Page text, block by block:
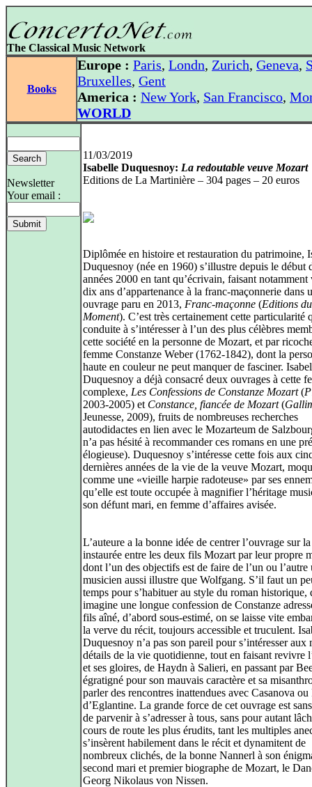
The Classical Music Network
Books
Europe : Paris, Londn, Zurich, Geneva,
Bruxelles, Gent
America : New York, San Francisco,
WORLD
Newsletter
Your email :
11/03/2019
Isabelle Duquesnoy: La redoutable veuve Mozart
Editions de La Martinière – 304 pages – 20 euros
Diplômée en histoire et restauration du patrimoine,
Duquesnoy (née en 1960) s’illustre depuis le début
années 2000 en tant qu’écrivain, faisant notamment
dix ans d’appartenance à la franc-maçonnerie dans
ouvrage paru en 2013, Franc-maçonne (Editions du
Moment). C’est très certainement cette particularité
conduite à s’intéresser à l’un des plus célèbres
cette société en la personne de Mozart, et par
femme Constanze Weber (1762-1842), dont la
haute en couleur ne peut manquer de fasciner.
Duquesnoy a déjà consacré deux ouvrages à cette
complexe, Les Confessions de Constanze Mozart(
2003-2005) et Constance, fiancée de Mozart(
Jeunesse, 2009), fruits de nombreuses recherches
autodidactes en lien avec le Mozarteum de
n’a pas hésité à recommander ces romans en une
élogieuse). Duquesnoy s’intéresse cette fois aux
dernières années de la vie de la veuve Mozart,
comme une «vieille harpie radoteuse» par ses
qu’elle est toute occupée à magnifier l’héritage
son défunt mari, en femme d’affaires avisée.
L’auteure a la bonne idée de centrer l’ouvrage sur
instaurée entre les deux fils Mozart par leur propre
dont l’un des objectifs est de faire de l’un ou l’autre
musicien aussi illustre que Wolfgang. S’il faut un
temps pour s’habituer au style du roman historique,
imagine une longue confession de Constanze
fils aîné, d’abord sous-estimé, on se laisse vite
la verve du récit, toujours accessible et truculent.
Duquesnoy n’a pas son pareil pour s’intéresser aux
détails de la vie quotidienne, tout en faisant revivre
et ses gloires, de Haydn à Salieri, en passant par
égratigné pour son mauvais caractère et sa
parler des rencontres inattendues avec Casanova ou
d’Eglantine. La grande force de cet ouvrage est
de parvenir à s’adresser à tous, sans pour autant
cours de route les plus érudits, tant les multiples
s’insèrent habilement dans le récit et dynamitent de
nombreux clichés, de la bonne Nannerl à son
second mari et premier biographe de Mozart, le
Georg Nikolaus von Nissen.